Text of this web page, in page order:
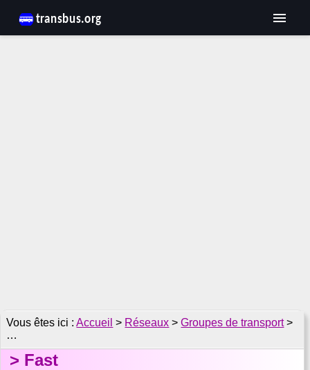
Accueil > Réseaux >Groupes de transport>
…
Fast